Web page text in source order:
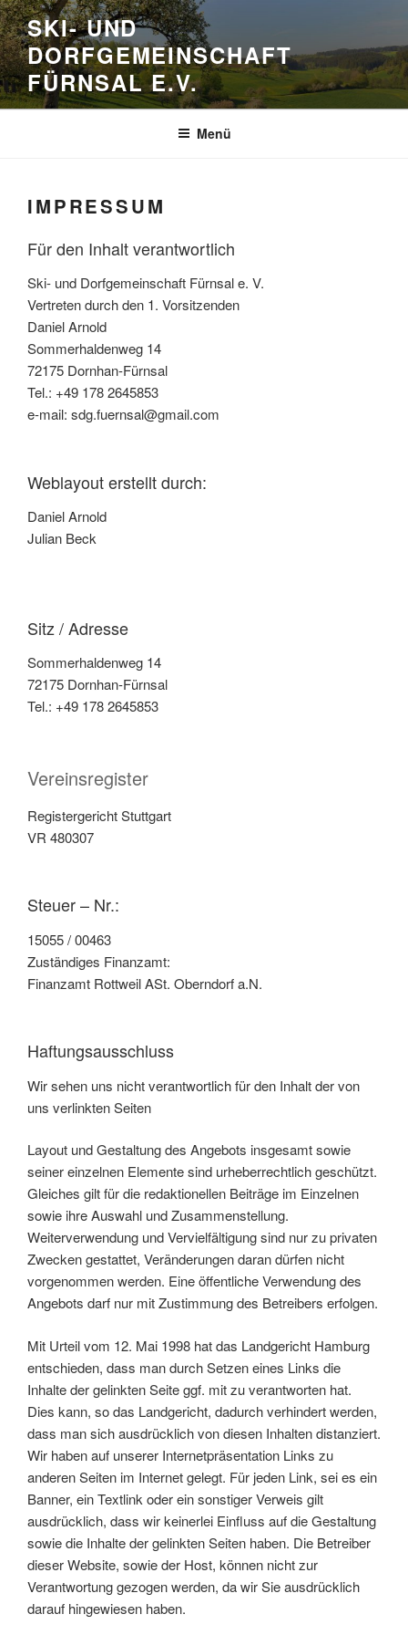
Zum
Inhalt
springen
SKI- UND
DORFGEMEINSCHAFT
FÜRNSAL E.V.
Menü
IMPRESSUM
Für den Inhalt verantwortlich
Ski- und Dorfgemeinschaft Fürnsal e. V.
Vertreten durch den 1. Vorsitzenden
Daniel Arnold
Sommerhaldenweg 14
72175 Dornhan-Fürnsal
Tel.: +49 178 2645853
e-mail: sdg.fuernsal@gmail.com
Weblayout erstellt durch:
Daniel Arnold
Julian Beck
Sitz / Adresse
Sommerhaldenweg 14
72175 Dornhan-Fürnsal
Tel.: +49 178 2645853
Vereinsregister
Registergericht Stuttgart
VR 480307
Steuer – Nr.:
15055 / 00463
Zuständiges Finanzamt:
Finanzamt Rottweil ASt. Oberndorf a.N.
Haftungsausschluss
Wir sehen uns nicht verantwortlich für den Inhalt der von
uns verlinkten Seiten
Layout und Gestaltung des Angebots insgesamt sowie
seiner einzelnen Elemente sind urheberrechtlich geschützt.
Gleiches gilt für die redaktionellen Beiträge im Einzelnen
sowie ihre Auswahl und Zusammenstellung.
Weiterverwendung und Vervielfältigung sind nur zu privaten
Zwecken gestattet, Veränderungen daran dürfen nicht
vorgenommen werden. Eine öffentliche Verwendung des
Angebots darf nur mit Zustimmung des Betreibers erfolgen.
Mit Urteil vom 12. Mai 1998 hat das Landgericht Hamburg
entschieden, dass man durch Setzen eines Links die
Inhalte der gelinkten Seite ggf. mit zu verantworten hat.
Dies kann, so das Landgericht, dadurch verhindert werden,
dass man sich ausdrücklich von diesen Inhalten distanziert.
Wir haben auf unserer Internetpräsentation Links zu
anderen Seiten im Internet gelegt. Für jeden Link, sei es ein
Banner, ein Textlink oder ein sonstiger Verweis gilt
ausdrücklich, dass wir keinerlei Einfluss auf die Gestaltung
sowie die Inhalte der gelinkten Seiten haben. Die Betreiber
dieser Website, sowie der Host, können nicht zur
Verantwortung gezogen werden, da wir Sie ausdrücklich
darauf hingewiesen haben.